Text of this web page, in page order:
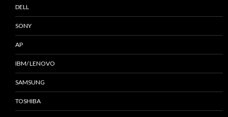
DELL
SONY
AP
IBM/ LENOVO
SAMSUNG
TOSHIBA